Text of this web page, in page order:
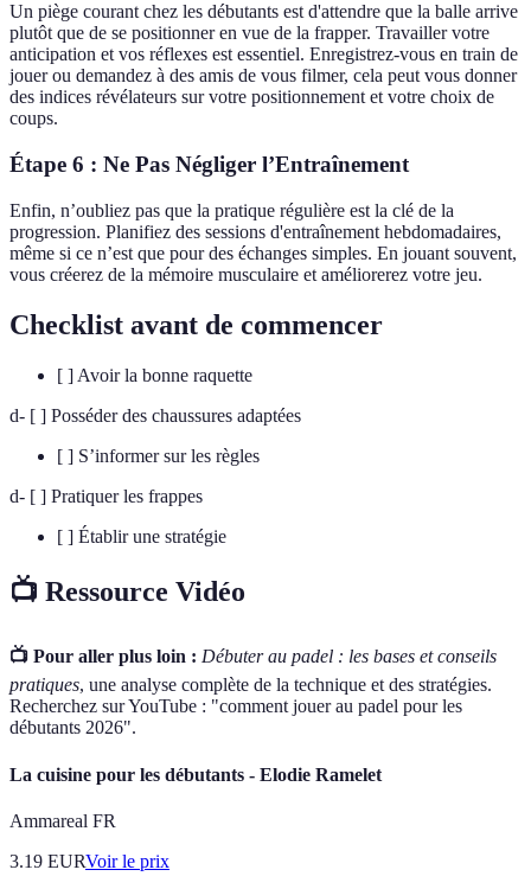
Un piège courant chez les débutants est d'attendre que la balle arrive
plutôt que de se positionner en vue de la frapper. Travailler votre
anticipation et vos réflexes est essentiel. Enregistrez-vous en train de
jouer ou demandez à des amis de vous filmer, cela peut vous donner
des indices révélateurs sur votre positionnement et votre choix de
coups.
Étape 6 : Ne Pas Négliger l’Entraînement
Enfin, n’oubliez pas que la pratique régulière est la clé de la
progression. Planifiez des sessions d'entraînement hebdomadaires,
même si ce n’est que pour des échanges simples. En jouant souvent,
vous créerez de la mémoire musculaire et améliorerez votre jeu.
Checklist avant de commencer
[ ] Avoir la bonne raquette
d- [ ] Posséder des chaussures adaptées
[ ] S’informer sur les règles
d- [ ] Pratiquer les frappes
[ ] Établir une stratégie
📺 Ressource Vidéo
📺 Pour aller plus loin : Débuter au padel : les bases et conseils
pratiques, une analyse complète de la technique et des stratégies.
Recherchez sur YouTube : "comment jouer au padel pour les
débutants 2026".
La cuisine pour les débutants - Elodie Ramelet
Ammareal FR
3.19 EURVoir le prix